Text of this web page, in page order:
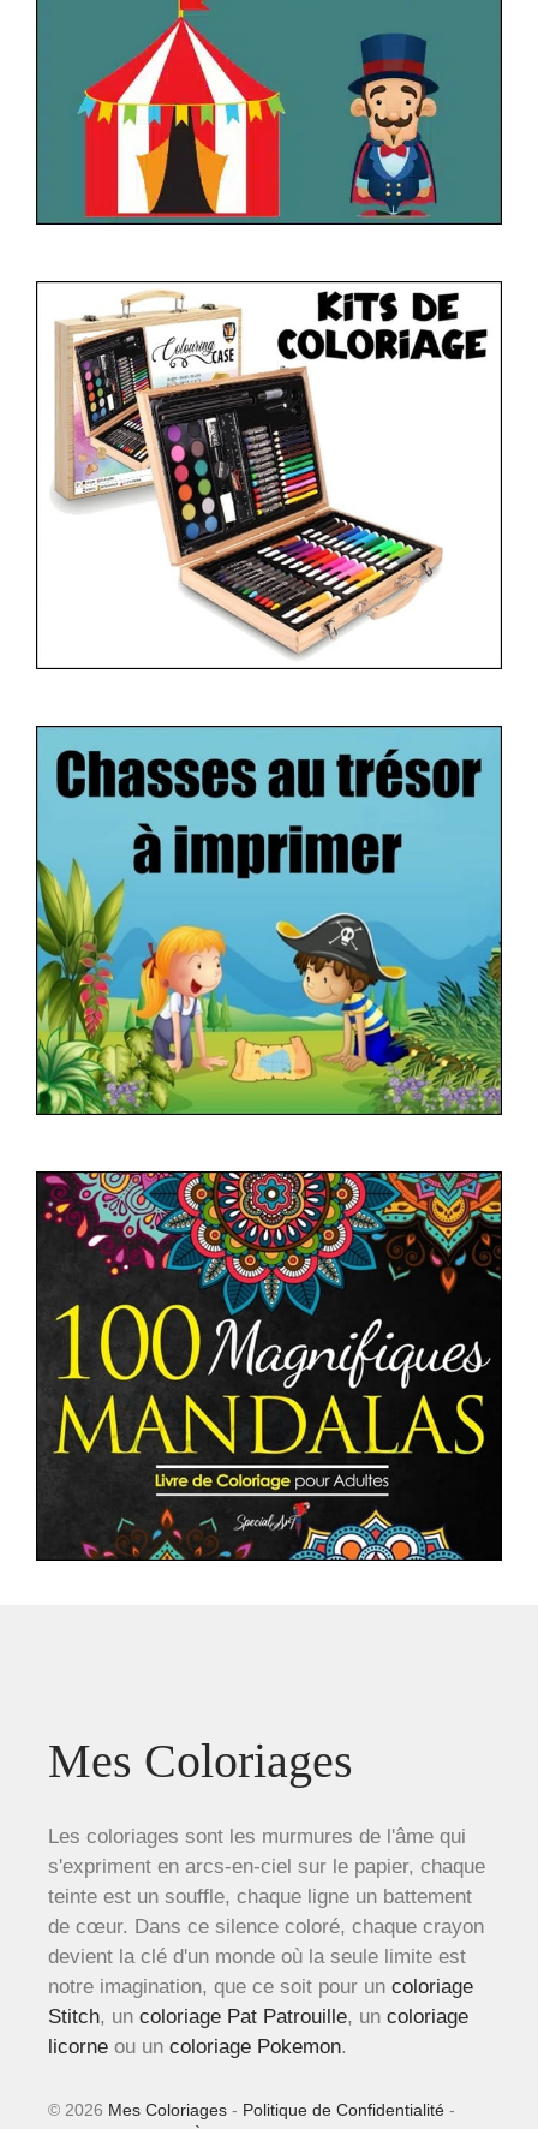
Mes Coloriages
Les coloriages sont les murmures de l'âme qui
s'expriment en arcs-en-ciel sur le papier, chaque
teinte est un souffle, chaque ligne un battement
de cœur. Dans ce silence coloré, chaque crayon
devient la clé d'un monde où la seule limite est
notre imagination, que ce soit pour un coloriage
Stitch, un coloriage Pat Patrouille, un coloriage
licorne ou un coloriage Pokemon.
© 2026 Mes Coloriages - Politique de Confidentialité -